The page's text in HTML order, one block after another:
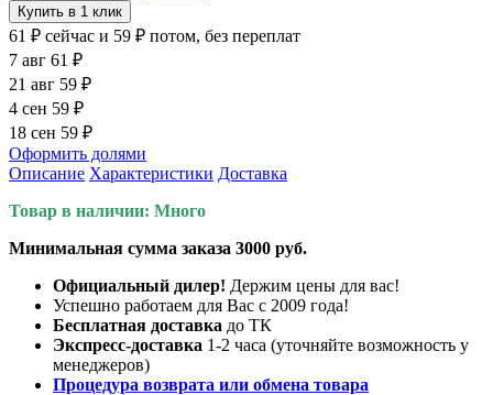
Купить в 1 клик
61 ₽ сейчас и 59 ₽ потом, без переплат
7 авг 61 ₽
21 авг 59 ₽
4 сен 59 ₽
18 сен 59 ₽
Оформить долями
Описание Характеристики Доставка
Товар в наличии: Много
Минимальная сумма заказа 3000 руб.
Официальный дилер! Держим цены для вас!
Успешно работаем для Вас с 2009 года!
Бесплатная доставка до ТК
Экспресс-доставка 1-2 часа (уточняйте возможность у
менеджеров)
Процедура возврата или обмена товара